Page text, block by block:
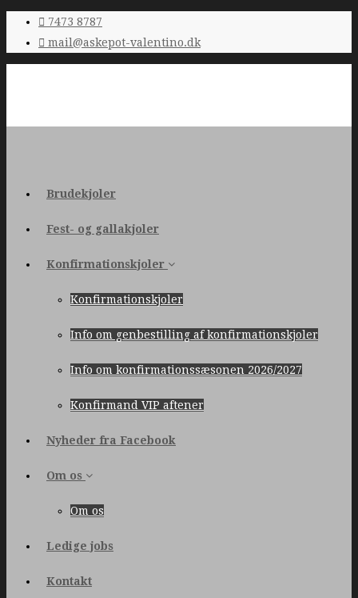
7473 8787
mail@askepot-valentino.dk
Brudekjoler
Fest- og gallakjoler
Konfirmationskjoler
Konfirmationskjoler
Info om genbestilling af konfirmationskjoler
Info om konfirmationssæsonen 2026/2027
Konfirmand VIP aftener
Nyheder fra Facebook
Om os
Om os
Ledige jobs
Kontakt